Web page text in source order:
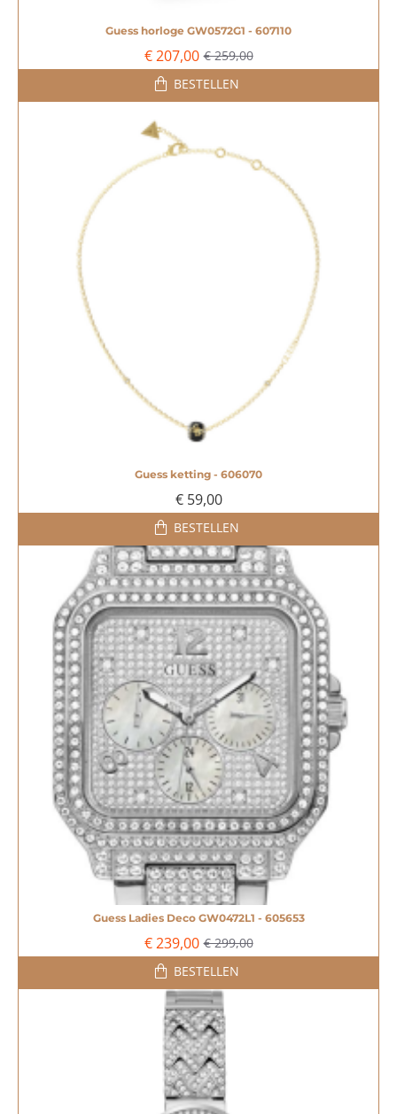
Guess horloge GW0572G1 - 607110
€ 207,00 € 259,00
BESTELLEN
Guess ketting - 606070
€ 59,00
BESTELLEN
Guess Ladies Deco GW0472L1 - 605653
€ 239,00 € 299,00
BESTELLEN